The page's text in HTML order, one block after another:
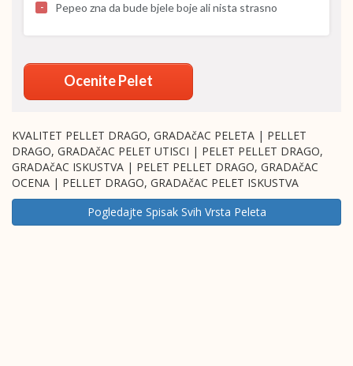
- Pepeo zna da bude bjele boje ali nista strasno
Ocenite Pelet
KVALITET PELLET DRAGO, GRADAčAC PELETA | PELLET
DRAGO, GRADAčAC PELET UTISCI | PELET PELLET DRAGO,
GRADAčAC ISKUSTVA | PELET PELLET DRAGO, GRADAčAC
OCENA | PELLET DRAGO, GRADAčAC PELET ISKUSTVA
Pogledajte Spisak Svih Vrsta Peleta